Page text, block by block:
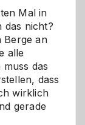
Mal in
das nicht?
Berge an
alle
das
dass
wirklich
gerade